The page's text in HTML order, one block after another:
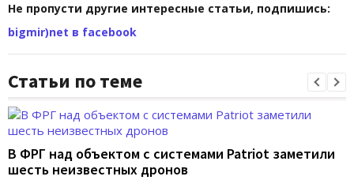
Не пропусти другие интересные статьи, подпишись:
bigmir)net в facebook
Статьи по теме
В ФРГ над объектом с системами Patriot заметили
шесть неизвестных дронов